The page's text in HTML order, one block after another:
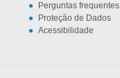
Perguntas frequentes
Proteção de Dados
Acessibilidade